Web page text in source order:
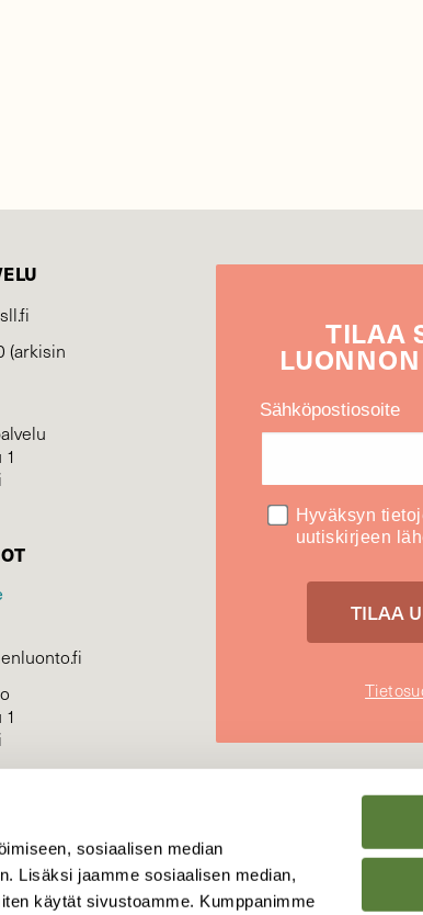
sosiaalisen median
Lisäksi jaamme sosiaalisen median,
käytät sivustoamme. Kumppanimme
(arkisin
TILAA
LUONNON
Sähköpostiosoite
Hyväksyn
uutiskirjeen